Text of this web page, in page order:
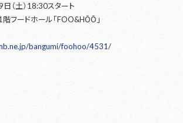
（土）18:30スタート
フードホール「FOO&HŌŌ」
bangumi/foohoo/4531/